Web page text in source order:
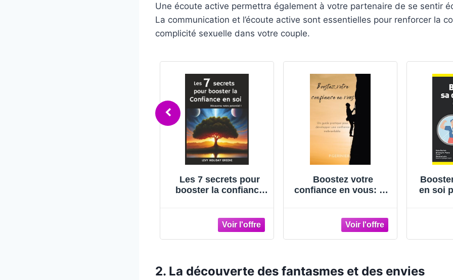
Une écoute active permettra également à votre partenaire de se sentir
La communication et l’écoute active sont essentielles pour renforcer la
complicité sexuelle dans votre couple.
Les 7 secrets pour
booster la confiance
Boostez votre
confiance en vous: Un
confiance
inébranlable.
en soi
2. La découverte des fantasmes et des envies